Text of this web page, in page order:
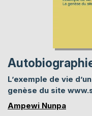
L’exemple de vie
genèse du site
Ampewi Nunpa